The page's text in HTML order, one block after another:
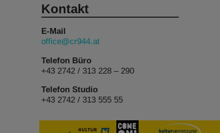
Kontakt
E-Mail
office@cr944.at
Telefon Büro
+43 2742 / 313 228 – 290
Telefon Studio
+43 2742 / 313 555 55